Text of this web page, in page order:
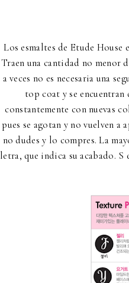
Los esmaltes de Etude House
Traen una cantidad no menor
a veces no es necesaria una
top coat y se encuentran
constantemente con nuevas
pues se agotan y no vuelven a
no dudes y lo compres. La
letra, que indica su acabado. S